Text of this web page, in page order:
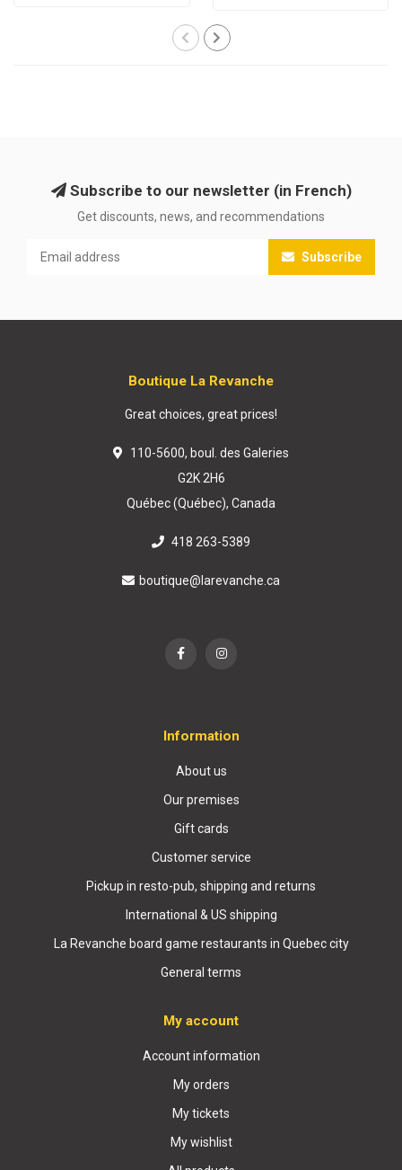
Subscribe to our newsletter (in French)
Get discounts, news, and recommendations
Subscribe
Boutique La Revanche
Great choices, great prices!
110-5600, boul. des Galeries
G2K 2H6
Québec (Québec), Canada
418 263-5389
boutique@larevanche.ca
Information
About us
Our premises
Gift cards
Customer service
Pickup in resto-pub, shipping and returns
International & US shipping
La Revanche board game restaurants in Quebec city
General terms
My account
Account information
My orders
My tickets
My wishlist